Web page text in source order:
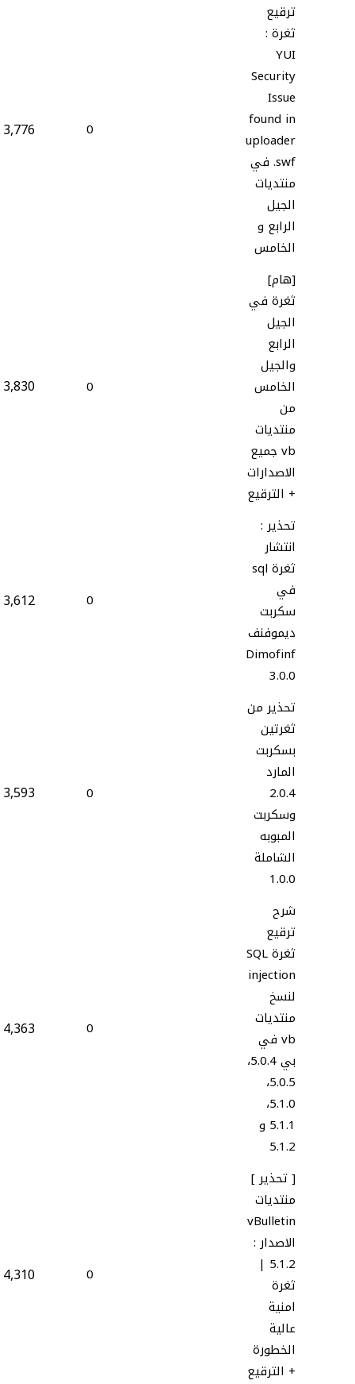
ترقيع
ثغرة :
YUI
Security
Issue
found in
uploader
.swf في
منتديات
الجيل
الرابع و
الخامس
0
3,776
[هام]
ثغرة في
الجيل
الرابع
والجيل
الخامس
من
منتديات
vb جميع
الاصدارات
+ الترقيع
0
3,830
تحذير :
انتشار
ثغرة sql
في
سكربت
ديموفنف
Dimofinf
3.0.0
0
3,612
تحذير من
ثغرتين
بسكربت
المارد
2.0.4
وسكربت
المبوبه
الشاملة
1.0.0
0
3,593
شرح
ترقيع
ثغرة SQL
injection
لنسخ
منتديات
vb في
بي 5.0.4،
5.0.5،
5.1.0،
5.1.1 و
5.1.2
0
4,363
[ تحذير ]
منتديات
vBulletin
الاصدار :
5.1.2 |
ثغرة
امنية
عالية
الخطورة
+ الترقيع
0
4,310